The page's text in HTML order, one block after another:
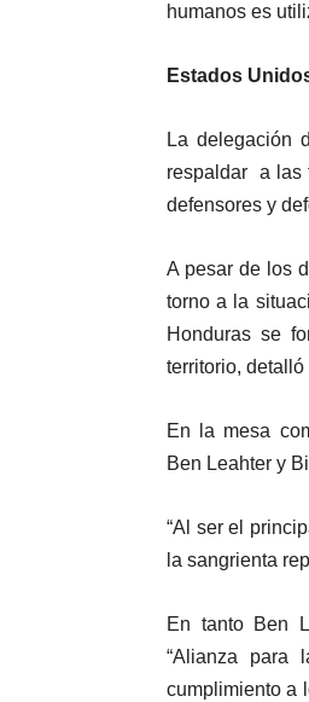
humanos es
Estados
La delegación
respaldar a las
defensores y
A pesar de los
torno a la
Honduras se
territorio, detalló
En la mesa
Ben Leahter y
“Al ser el
la sangrienta
En tanto Ben
“Alianza para
cumplimiento a